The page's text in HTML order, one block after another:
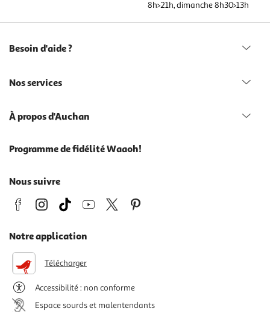
8h>21h, dimanche 8h30>13h
Besoin d'aide ?
Nos services
À propos d'Auchan
Programme de fidélité Waaoh!
Nous suivre
Notre application
Télécharger
Accessibilité : non conforme
Espace sourds et malentendants